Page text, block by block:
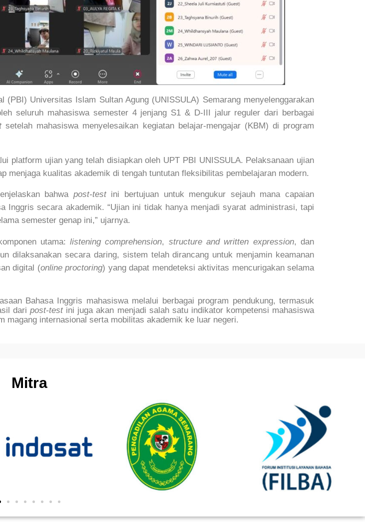
Universitas Islam Sultan Agung (UNISSULA) Semarang menyelenggarakan
seluruh mahasiswa semester 4 jenjang S1 & D-III jalur reguler dari berbagai
setelah mahasiswa menyelesaikan kegiatan belajar-mengajar (KBM) di program
platform ujian yang telah disiapkan oleh UPT PBI UNISSULA. Pelaksanaan ujian
menjaga kualitas akademik di tengah tuntutan fleksibilitas pembelajaran modern.
bahwa post-testini bertujuan untuk mengukur sejauh mana capaian
Inggris secara akademik. “Ujian ini tidak hanya menjadi syarat administrasi, tapi
semester genap ini,” ujarnya.
utama:listening comprehension, structure and written expression, dan
dilaksanakan secara daring, sistem telah dirancang untuk menjamin keamanan
digital (online proctoring) yang dapat mendeteksi aktivitas mencurigakan selama
Bahasa Inggris mahasiswa melalui berbagai program pendukung, termasuk
daripost-testini juga akan menjadi salah satu indikator kompetensi mahasiswa
magang internasional serta mobilitas akademik ke luar negeri.
Mitra